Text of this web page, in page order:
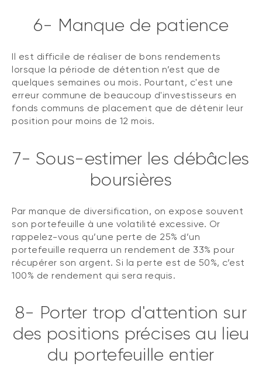
6- Manque de patience
Il est difficile de réaliser de bons rendements
lorsque la période de détention n’est que de
quelques semaines ou mois. Pourtant, c'est une
erreur commune de beaucoup d'investisseurs en
fonds communs de placement que de détenir leur
position pour moins de 12 mois.
7- Sous-estimer les débâcles
boursières
Par manque de diversification, on expose souvent
son portefeuille à une volatilité excessive. Or
rappelez-vous qu’une perte de 25% d’un
portefeuille requerra un rendement de 33% pour
récupérer son argent. Si la perte est de 50%, c’est
100% de rendement qui sera requis.
8- Porter trop d'attention sur
des positions précises au lieu
du portefeuille entier